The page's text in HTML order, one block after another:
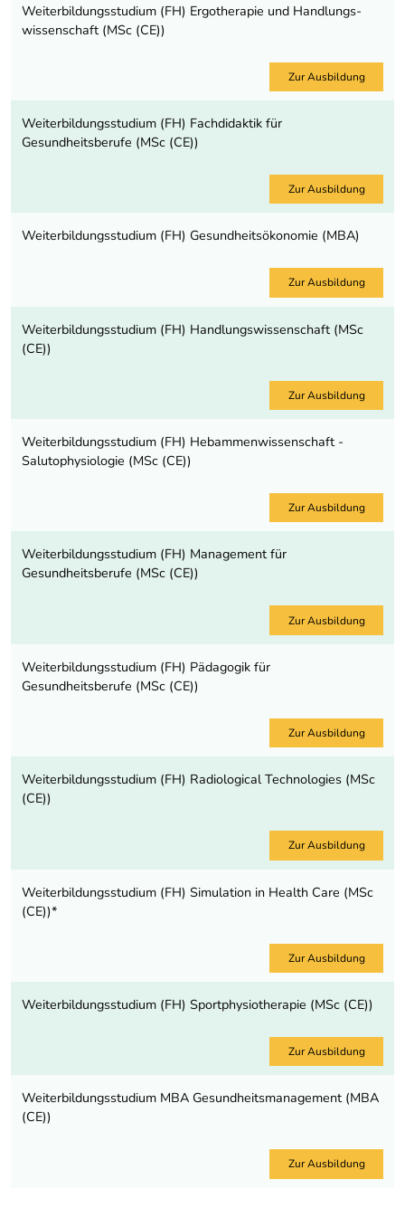
Weiterbildungsstudium (FH) Ergotherapie und Handlungs­
wissenschaft (MSc (CE))
Zur Ausbildung
Weiterbildungsstudium (FH) Fachdidaktik für
Gesundheitsberufe (MSc (CE))
Zur Ausbildung
Weiterbildungsstudium (FH) Gesundheitsökonomie (MBA)
Zur Ausbildung
Weiterbildungsstudium (FH) Handlungs­wissenschaft (MSc
(CE))
Zur Ausbildung
Weiterbildungsstudium (FH) Hebammenwissenschaft -
Salutophysiologie (MSc (CE))
Zur Ausbildung
Weiterbildungsstudium (FH) Management für
Gesundheitsberufe (MSc (CE))
Zur Ausbildung
Weiterbildungsstudium (FH) Pädagogik für
Gesundheitsberufe (MSc (CE))
Zur Ausbildung
Weiterbildungsstudium (FH) Radiological Technologies (MSc
(CE))
Zur Ausbildung
Weiterbildungsstudium (FH) Simulation in Health Care (MSc
(CE))*
Zur Ausbildung
Weiterbildungsstudium (FH) Sportphysiotherapie (MSc (CE))
Zur Ausbildung
Weiterbildungsstudium MBA Gesundheitsmanagement (MBA
(CE))
Zur Ausbildung